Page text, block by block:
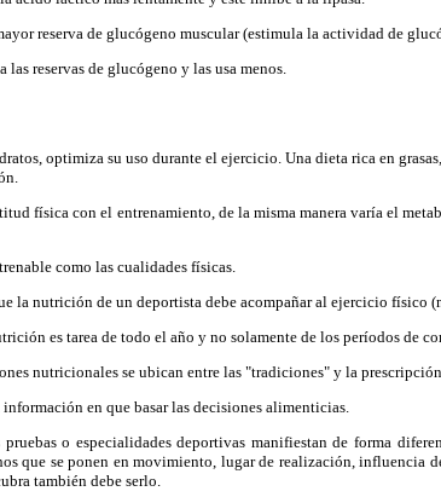
reserva de glucógeno muscular (estimula la actividad de
reservas de glucógeno y las usa menos.
optimiza su uso durante el ejercicio. Una dieta rica en
física con el entrenamiento, de la misma manera varía el
como las cualidades físicas.
la nutrición de un deportista debe acompañar al ejercicio físico
es tarea de todo el año y no solamente de los períodos de
nutricionales se ubican entre las "tradiciones" y la
en que basar las decisiones alimenticias.
o especialidades deportivas manifiestan de forma
que se ponen en movimiento, lugar de realización, influencia
también debe serlo.